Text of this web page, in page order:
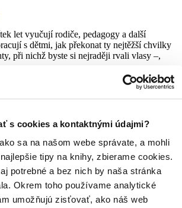
s cookies a kontaktnými údajmi?
sa na našom webe správate, a mohli
tipy na knihy, zbierame cookies.
potrebné a bez nich by naša stránka
Okrem toho používame analytické
umožňujú zisťovať, ako náš web
let vyučují rodiče, pedagogy a další
s dětmi, jak překonat ty nejtěžší chvilky
při nichž byste si nejraději rvali vlasy –,
alebo mobil? Stiahnite si do nich e-knihu:
a ešte aj ušetríte život stromom. Viac
nájdete tu.